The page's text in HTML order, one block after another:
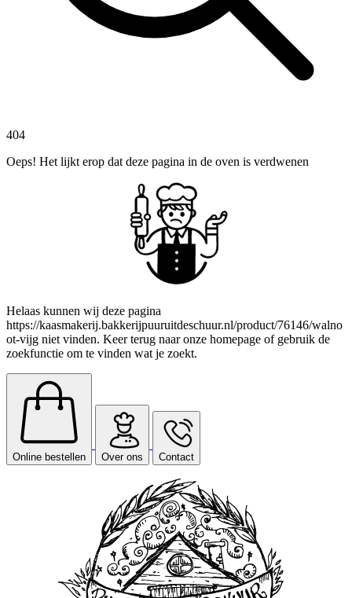
404
Oeps! Het lijkt erop dat deze pagina in de oven is verdwenen
Helaas kunnen wij deze pagina
https://kaasmakerij.bakkerijpuuruitdeschuur.nl/product/76146/walno
ot-vijg niet vinden. Keer terug naar onze homepage of gebruik de
zoekfunctie om te vinden wat je zoekt.
Online bestellen Over ons Contact